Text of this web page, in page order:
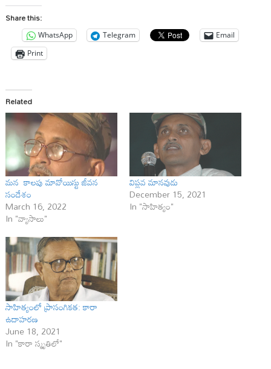
Share this:
WhatsApp Telegram
Email
Print
Related
మ‌న‌ కాలపు మావోయిస్టు జీవన
సందేశం
March 16, 2022
In "వ్యాసాలు"
విప్ల‌వ మాన‌వుడు
December 15, 2021
In "సాహిత్యం"
సాహిత్యంలో ప్రాసంగికత: కారా
ఉదాహరణ
June 18, 2021
In "కారా స్మృతిలో"